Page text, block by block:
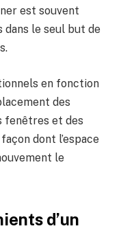
est souvent
dans le seul but de
en fonction
des
fenêtres et des
dont l’espace
le
d’un